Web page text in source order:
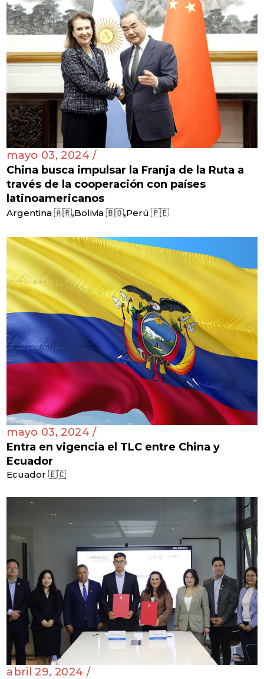
mayo 03, 2024 /
China busca impulsar la Franja de la Ruta a
través de la cooperación con países
latinoamericanos
Argentina 🇦🇷,Bolivia 🇧🇴,Perú 🇵🇪
mayo 03, 2024 /
Entra en vigencia el TLC entre China y
Ecuador
Ecuador 🇪🇨
abril 29, 2024 /